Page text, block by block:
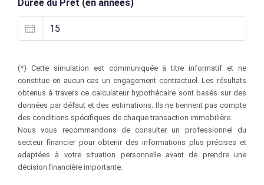
Durée du Prêt (en années)
(*) Cette simulation est communiquée à titre informatif et ne
constitue en aucun cas un engagement contractuel. Les résultats
obtenus à travers ce calculateur hypothécaire sont basés sur des
données par défaut et des estimations. Ils ne tiennent pas compte
des conditions spécifiques de chaque transaction immobilière.
Nous vous recommandons de consulter un professionnel du
secteur financier pour obtenir des informations plus précises et
adaptées à votre situation personnelle avant de prendre une
décision financière importante.